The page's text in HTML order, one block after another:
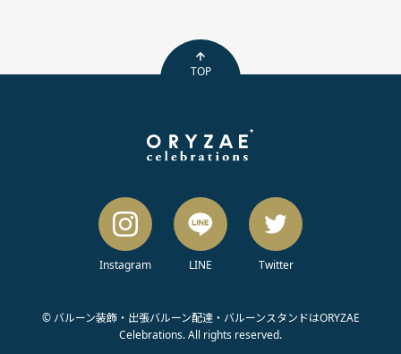
TOP
Instagram LINE Twitter
© バルーン装飾・出張バルーン配達・バルーンスタンドはORYZAE
Celebrations. All rights reserved.